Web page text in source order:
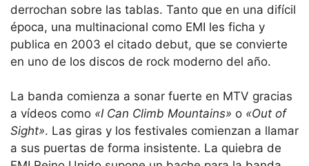
derrochan sobre las tablas. Tanto que en una difícil
época, una multinacional como EMI les ficha y
publica en 2003 el citado debut, que se convierte
en uno de los discos de rock moderno del año.
La banda comienza a sonar fuerte en MTV gracias
a vídeos como «I Can Climb Mountains» o «Out of
Sight». Las giras y los festivales comienzan a llamar
a sus puertas de forma insistente. La quiebra de